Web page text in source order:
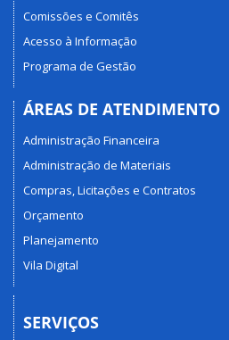
Comissões e Comitês
Acesso à Informação
Programa de Gestão
ÁREAS DE ATENDIMENTO
Administração Financeira
Administração de Materiais
Compras, Licitações e Contratos
Orçamento
Planejamento
Vila Digital
SERVIÇOS